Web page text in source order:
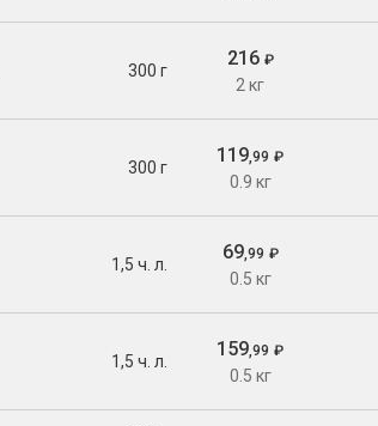
300 г
216 ₽
2 кг
300 г
119,99 ₽
0.9 кг
1,5 ч. л.
69,99 ₽
0.5 кг
1,5 ч. л.
159,99 ₽
0.5 кг